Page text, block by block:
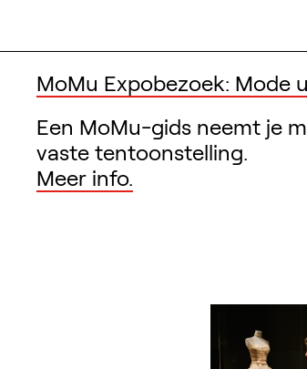
MoMu Expobezoek: Mode
Een MoMu-gids neemt je
vaste tentoonstelling.
Meer info.